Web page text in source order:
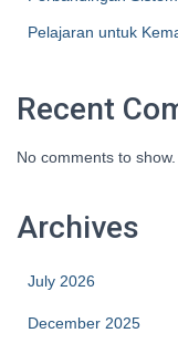
Pelajaran untuk
Recent
No comments to show.
Archives
July 2026
December 2025